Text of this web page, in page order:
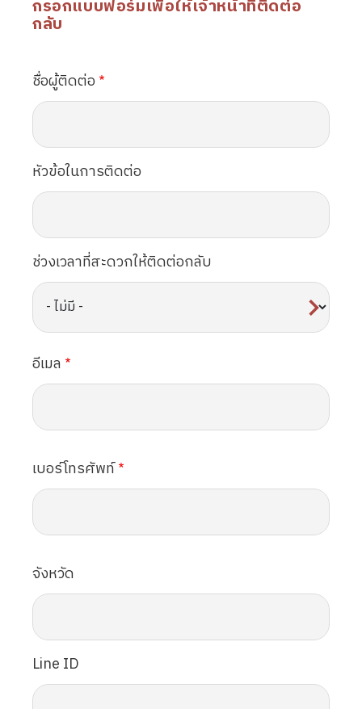
กรอกแบบฟอร์มเพื่อให้เจ้าหน้าที่ติดต่อ
กลับ
ชื่อผู้ติดต่อ
หัวข้อในการติดต่อ
ช่วงเวลาที่สะดวกให้ติดต่อกลับ
อีเมล
เบอร์โทรศัพท์
จังหวัด
Line ID